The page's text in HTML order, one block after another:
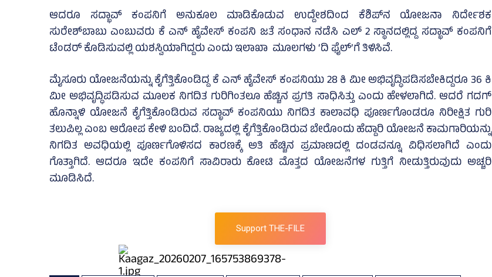
ಆದರೂ ಸದ್ಭಾವ್‌ ಕಂಪನಿಗೆ ಅನುಕೂಲ ಮಾಡಿಕೊಡುವ ಉದ್ದೇಶದಿಂದ ಕೆಶಿಪ್‌ನ ಯೋಜನಾ ನಿರ್ದೇಶಕ
ಸುರೇಶ್‌ಬಾಬು ಎಂಬುವರು ಕೆ ಎನ್‌ ಹೈವೇಸ್‌ ಕಂಪನಿ ಜತೆ ಸಂಧಾನ ನಡೆಸಿ ಎಲ್‌ 2 ಸ್ಥಾನದಲ್ಲಿದ್ದ ಸದ್ಭಾವ್‌ ಕಂಪನಿಗೆ
ಟೆಂಡರ್ ಕೊಡಿಸುವಲ್ಲಿ ಯಶಸ್ವಿಯಾಗಿದ್ದರು ಎಂದು ಇಲಾಖಾ ಮೂಲಗಳು ‘ದಿ ಫೈಲ್‌’ಗೆ ತಿಳಿಸಿವೆ.
ಮೈಸೂರು ಯೋಜನೆಯನ್ನು ಕೈಗೆತ್ತಿಕೊಂಡಿದ್ದ ಕೆ ಎನ್‌ ಹೈವೇಸ್‌ ಕಂಪನಿಯು 28 ಕಿ ಮೀ ಅಭಿವೃದ್ಧಿಪಡಿಸಬೇಕಿದ್ದರೂ 36 ಕಿ
ಮೀ ಅಭಿವೃದ್ಧಿಪಡಿಸುವ ಮೂಲಕ ನಿಗದಿತ ಗುರಿಗಿಂತಲೂ ಹೆಚ್ಚಿನ ಪ್ರಗತಿ ಸಾಧಿಸಿತ್ತು ಎಂದು ಹೇಳಲಾಗಿದೆ. ಆದರೆ ಗದಗ್‌
ಹೊನ್ನಾಳಿ ಯೋಜನೆ ಕೈಗೆತ್ತಿಕೊಂಡಿರುವ ಸದ್ಭಾವ್‌ ಕಂಪನಿಯು ನಿಗದಿತ ಕಾಲಾವಧಿ ಪೂರ್ಣಗೊಂಡರೂ ನಿರೀಕ್ಷಿತ ಗುರಿ
ತಲುಪಿಲ್ಲ ಎಂಬ ಆರೋಪ ಕೇಳಿ ಬಂದಿದೆ. ರಾಜ್ಯದಲ್ಲಿ ಕೈಗೆತ್ತಿಕೊಂಡಿರುವ ಬೇರೊಂದು ಹೆದ್ದಾರಿ ಯೋಜನೆ ಕಾಮಗಾರಿಯನ್ನು
ನಿಗದಿತ ಅವಧಿಯಲ್ಲಿ ಪೂರ್ಣಗೊಳಿಸದ ಕಾರಣಕ್ಕೆ ಅತಿ ಹೆಚ್ಚಿನ ಪ್ರಮಾಣದಲ್ಲಿ ದಂಡವನ್ನೂ ವಿಧಿಸಲಾಗಿದೆ ಎಂದು
ಗೊತ್ತಾಗಿದೆ. ಆದರೂ ಇದೇ ಕಂಪನಿಗೆ ಸಾವಿರಾರು ಕೋಟಿ ಮೊತ್ತದ ಯೋಜನೆಗಳ ಗುತ್ತಿಗೆ ನೀಡುತ್ತಿರುವುದು ಅಚ್ಚರಿ
ಮೂಡಿಸಿದೆ.
Support THE-FILE